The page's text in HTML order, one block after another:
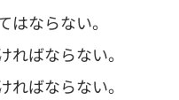
ならない。
ばならない。
ばならない。